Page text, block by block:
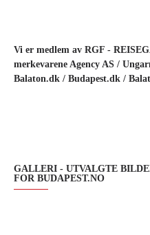
Vi er medlem av RGF -
merkevarene Agency AS /
Balaton.dk / Budapest.dk /
GALLERI - UTVALGTE
FOR BUDAPEST.NO